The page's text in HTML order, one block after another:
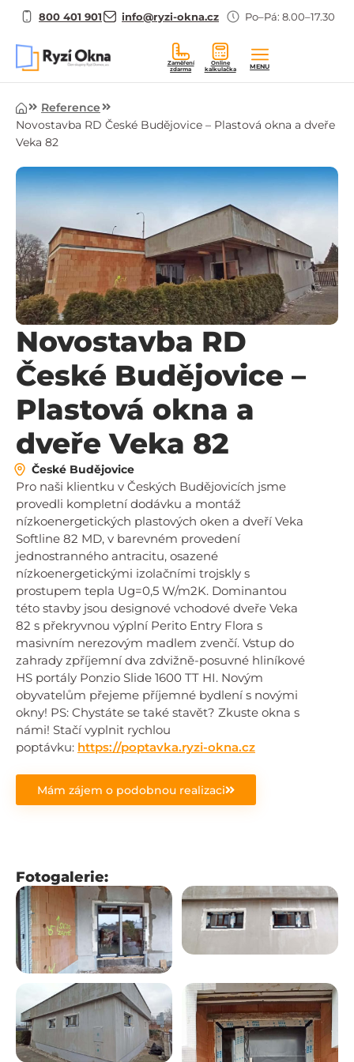
800 401 901 info@ryzi-okna.cz Po–Pá: 8.00–17.30
Zaměření
zdarma
Online
kalkulačka
MENU
ÚvodReference
Novostavba RD České Budějovice – Plastová okna a dveře
Veka 82
Novostavba RD
České Budějovice –
Plastová okna a
dveře Veka 82
České Budějovice
Pro naši klientku v Českých Budějovicích jsme
provedli kompletní dodávku a montáž
nízkoenergetických plastových oken a dveří Veka
Softline 82 MD, v barevném provedení
jednostranného antracitu, osazené
nízkoenergetickými izolačními trojskly s
prostupem tepla Ug=0,5 W/m2K. Dominantou
této stavby jsou designové vchodové dveře Veka
82 s překryvnou výplní Perito Entry Flora s
masivním nerezovým madlem zvenčí. Vstup do
zahrady zpříjemní dva zdvižně-posuvné hliníkové
HS portály Ponzio Slide 1600 TT HI. Novým
obyvatelům přejeme příjemné bydlení s novými
okny! PS: Chystáte se také stavět? Zkuste okna s
námi! Stačí vyplnit rychlou
poptávku: https://poptavka.ryzi-okna.cz
Mám zájem o podobnou realizaci
Fotogalerie: